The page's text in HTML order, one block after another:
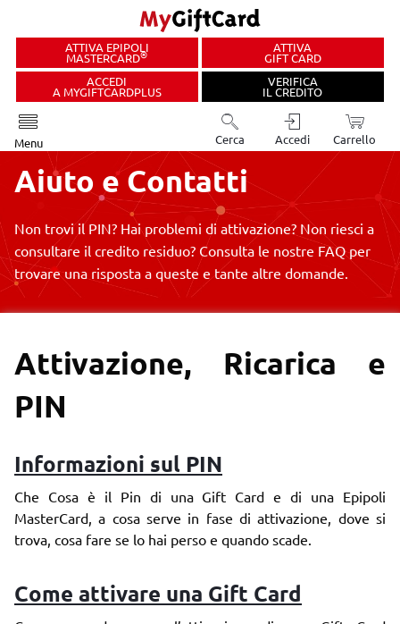
ATTIVA EPIPOLI
MASTERCARD® ATTIVA
GIFT CARD
ACCEDI
A MYGIFTCARDPLUS
VERIFICA
IL CREDITO
Menu Cerca Accedi Carrello
Aiuto eContatti
Non trovi il PIN? Hai problemi di attivazione? Non riesci a
consultare il credito residuo? Consulta le nostre FAQ per
trovare una risposta a queste e tante altre domande.
Attivazione, Ricarica e
PIN
Informazioni sul PIN
Che Cosa è il Pin di una Gift Card e di una Epipoli
MasterCard, a cosa serve in fase di attivazione, dove si
trova, cosa fare se lo hai perso e quando scade.
Come attivare una Gift Card